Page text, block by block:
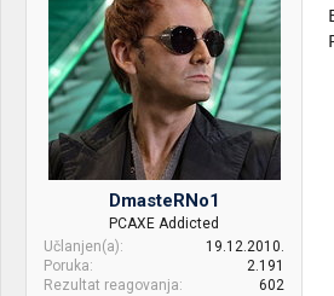
DmasteRNo1
PCAXE Addicted
Učlanjen(a)
19.12.2010.
Poruka
2.191
Rezultat reagovanja
602